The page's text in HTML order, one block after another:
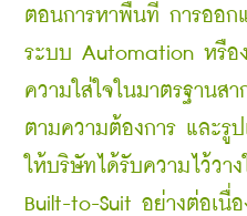
ตอนการหาพื้นที่ การออก
ระบบ Automation หรือ
ความใส่ใจในมาตรฐานส
ตามความต้องการ และรู
ให้บริษัทได้รับความไว้ว
Built-to-Suit อย่างต่อเนื่